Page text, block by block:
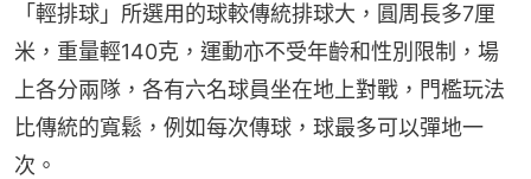
「輕排球」所選用的球較傳統排球大，圓周長多7厘
米，重量輕140克，運動亦不受年齡和性別限制，場
上各分兩隊，各有六名球員坐在地上對戰，門檻玩法
比傳統的寬鬆，例如每次傳球，球最多可以彈地一
次。